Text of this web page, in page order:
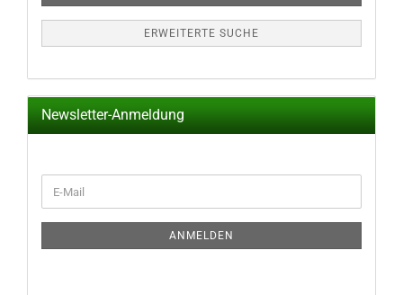
ERWEITERTE SUCHE
Newsletter-Anmeldung
ZUR
E-
Mail
ANMELDEN